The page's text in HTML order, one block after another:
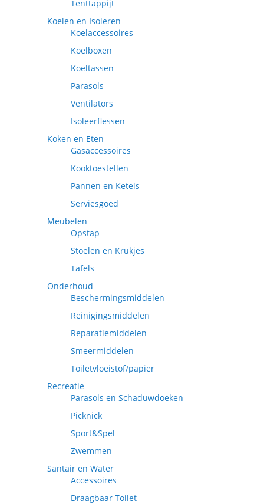
Tenttappijt
Koelen en Isoleren
Koelaccessoires
Koelboxen
Koeltassen
Parasols
Ventilators
Isoleerflessen
Koken en Eten
Gasaccessoires
Kooktoestellen
Pannen en Ketels
Serviesgoed
Meubelen
Opstap
Stoelen en Krukjes
Tafels
Onderhoud
Beschermingsmiddelen
Reinigingsmiddelen
Reparatiemiddelen
Smeermiddelen
Toiletvloeistof/papier
Recreatie
Parasols en Schaduwdoeken
Picknick
Sport&Spel
Zwemmen
Santair en Water
Accessoires
Draagbaar Toilet